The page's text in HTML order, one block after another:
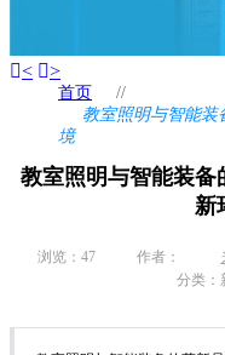
< >
首页
//
教室照明与智能装
境
教室照明与智能装备
新
浏览： 47 作者：
分类：